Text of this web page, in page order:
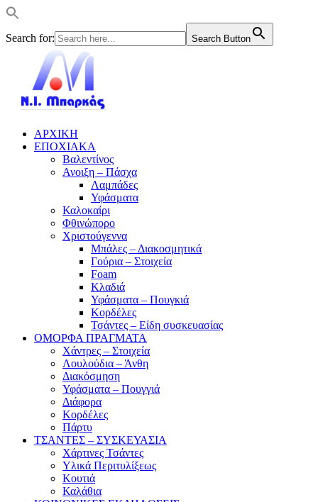
Search for: Search Button
ΑΡΧΙΚΗ
ΕΠΟΧΙΑΚΑ
Βαλεντίνος
Ανοιξη – Πάσχα
Λαμπάδες
Υφάσματα
Καλοκαίρι
Φθινώπορο
Χριστούγεννα
Μπάλες – Διακοσμητικά
Γούρια – Στοιχεία
Foam
Κλαδιά
Υφάσματα – Πουγκιά
Κορδέλες
Τσάντες – Είδη συσκευασίας
ΟΜΟΡΦΑ ΠΡΑΓΜΑΤΑ
Χάντρες – Στοιχεία
Λουλούδια – Άνθη
Διακόσμηση
Υφάσματα – Πουγγιά
Διάφορα
Κορδέλες
Πάρτυ
ΤΣΑΝΤΕΣ – ΣΥΣΚΕΥΑΣΙΑ
Χάρτινες Τσάντες
Υλικά Περιτυλίξεως
Κουτιά
Καλάθια